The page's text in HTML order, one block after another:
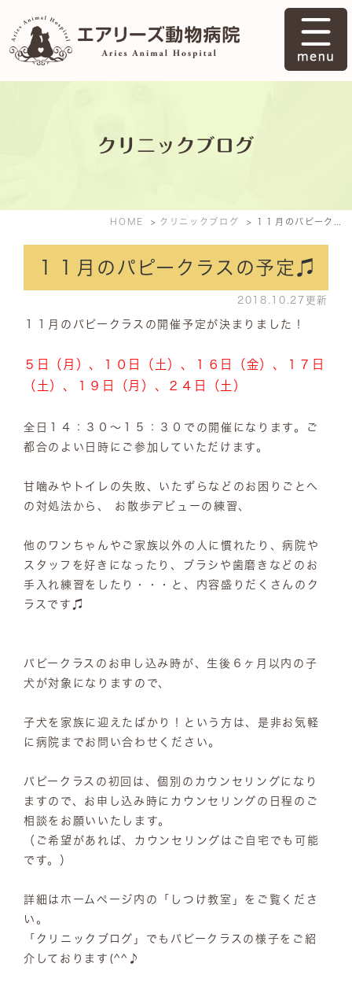
クリニックブログ
HOME クリニックブログ
１１月のパピークラスの予定♫
2018.10.27更新
１１月のパピークラスの開催予定が決まりました！
５日（月）、１０日（土）、１６日（金）、１７日
（土）、１９日（月）、２４日（土）
全日１４：３０～１５：３０での開催になります。ご
都合のよい日時にご参加していただけます。
甘噛みやトイレの失敗、いたずらなどのお困りごとへ
の対処法から、 お散歩デビューの練習、
他のワンちゃんやご家族以外の人に慣れたり、病院や
スタッフを好きになったり、ブラシや歯磨きなどのお
手入れ練習をしたり・・・と、内容盛りだくさんのク
ラスです♫
パピークラスのお申し込み時が、生後６ヶ月以内の子
犬が対象になりますので、
子犬を家族に迎えたばかり！という方は、是非お気軽
に病院までお問い合わせください。
パピークラスの初回は、個別のカウンセリングになり
ますので、お申し込み時にカウンセリングの日程のご
相談をお願いいたします。
（ご希望があれば、カウンセリングはご自宅でも可能
です。）
詳細はホームページ内の「しつけ教室」をご覧くださ
い。
「クリニックブログ」でもパピークラスの様子をご紹
介しております(^^♪